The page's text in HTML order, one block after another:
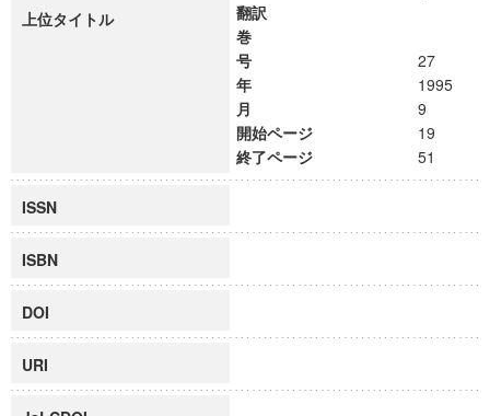
上位タイトル
翻訳
巻
号
27
年
1995
月
9
開始ページ
19
終了ページ
51
ISSN
ISBN
DOI
URI